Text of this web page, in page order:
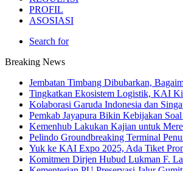
PROFIL
ASOSIASI
Search for
Breaking News
Jembatan Timbang Dibubarkan,
Tingkatkan Ekosistem Logistik, KAI
Kolaborasi Garuda Indonesia dan
Pemkab Jayapura Bikin Kebijakan
Kemenhub Lakukan Kajian untuk
Pelindo Groundbreaking Terminal
Yuk ke KAI Expo 2025, Ada Tiket
Komitmen Dirjen Hubud Lukman F.